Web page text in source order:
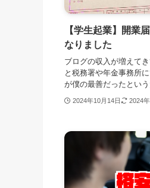
【学生起業】開業
なりました
ブログの収入が増えて
と税務署や年金事務所
が僕の最善だったとい
2024年10月14日 2024